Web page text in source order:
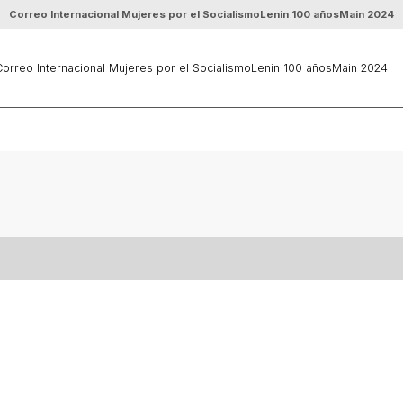
Correo Internacional Mujeres por el SocialismoLenin 100 añosMain 2024
Internacional Mujeres por el SocialismoLenin 100 añosMain 2024